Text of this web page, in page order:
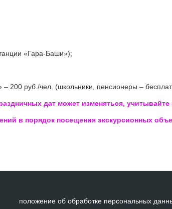
«Гара-Баши»);
200 руб./чел. (школьники, пенсионеры –
дат может изменяться, учитывайте
в порядок посещения экскурсионных
положение об обработке персональных